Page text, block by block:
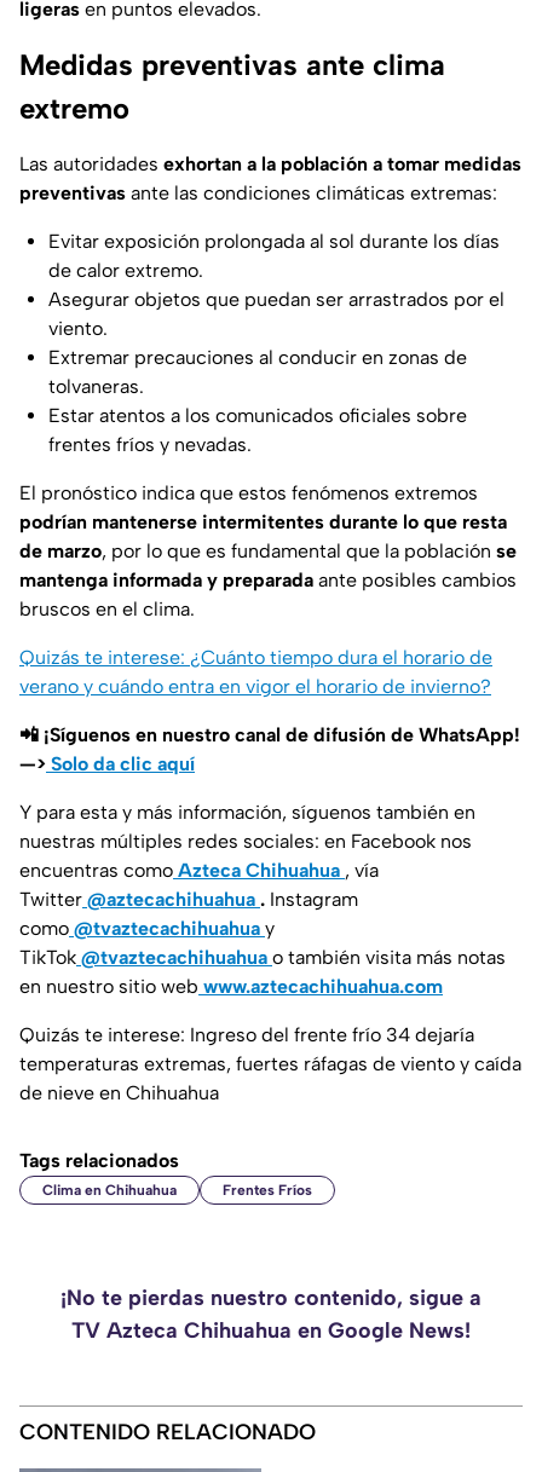
ligeras en puntos elevados.
Medidas preventivas ante clima
extremo
Las autoridades exhortan a la población a tomar medidas
preventivas ante las condiciones climáticas extremas:
Evitar exposición prolongada al sol durante los días
de calor extremo.
Asegurar objetos que puedan ser arrastrados por el
viento.
Extremar precauciones al conducir en zonas de
tolvaneras.
Estar atentos a los comunicados oficiales sobre
frentes fríos y nevadas.
El pronóstico indica que estos fenómenos extremos
podrían mantenerse intermitentes durante lo que resta
de marzo, por lo que es fundamental que la población se
mantenga informada y preparada ante posibles cambios
bruscos en el clima.
Quizás te interese: ¿Cuánto tiempo dura el horario de
verano y cuándo entra en vigor el horario de invierno?
📲 ¡Síguenos en nuestro canal de difusión de WhatsApp!
—> Solo da clic aquí
Y para esta y más información, síguenos también en
nuestras múltiples redes sociales: en Facebook nos
encuentras como Azteca Chihuahua , vía
Twitter @aztecachihuahua . Instagram
como @tvaztecachihuahua y
TikTok @tvaztecachihuahua o también visita más notas
en nuestro sitio web www.aztecachihuahua.com
Quizás te interese: Ingreso del frente frío 34 dejaría
temperaturas extremas, fuertes ráfagas de viento y caída
de nieve en Chihuahua
Tags relacionados
Clima en Chihuahua Frentes Fríos
¡No te pierdas nuestro contenido, sigue a
TV Azteca Chihuahua en Google News!
CONTENIDO RELACIONADO